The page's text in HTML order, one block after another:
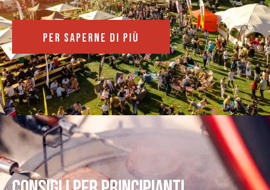
PER SAPERNE DI PIÙ